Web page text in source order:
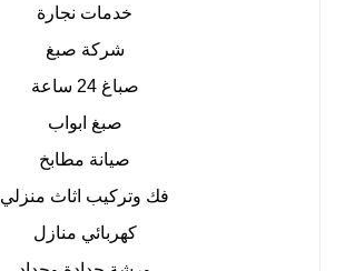
خدمات نجارة
شركة صبغ
صباغ 24 ساعة
صبغ ابواب
صيانة مطابخ
فك وتركيب اثاث منزلي
كهربائي منازل